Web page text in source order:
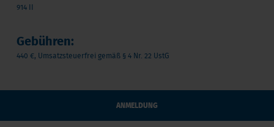
914 II
Gebühren:
440 €, Umsatzsteuerfrei gemäß § 4 Nr. 22 UstG
ANMELDUNG